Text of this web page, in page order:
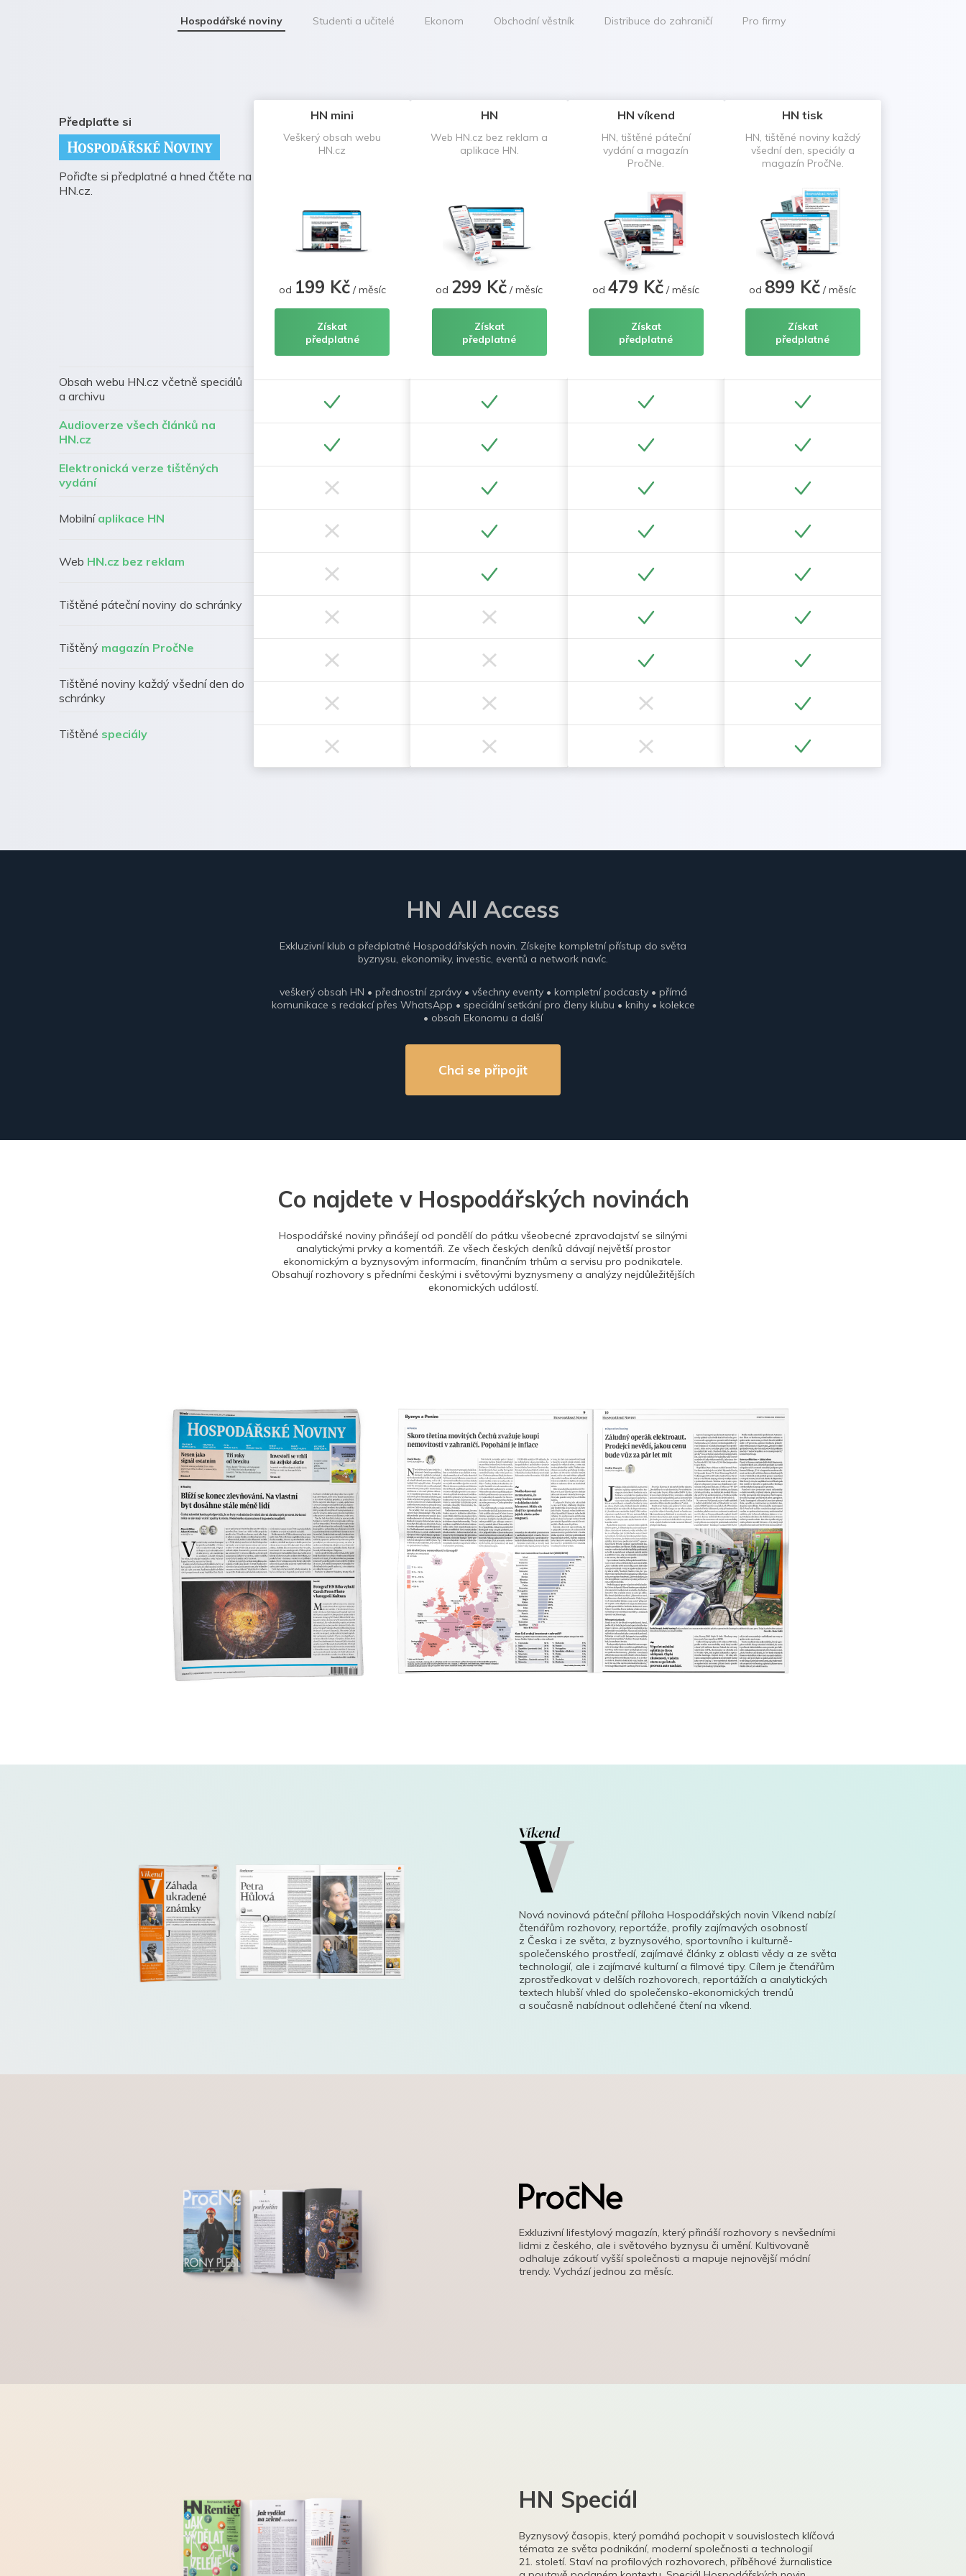
Hospodářské noviny Studenti a učitelé Ekonom Obchodní věstník Distribuce do zahraničí Pro firmy
Předplaťte si
Pořiďte si předplatné a hned čtěte na
HN.cz.
Obsah webu HN.cz včetně speciálů
a archivu
Audioverze všech článků na
HN.cz
Elektronická verze tištěných
vydání
Mobilní aplikace HN
Web HN.cz bez reklam
Tištěné páteční noviny do schránky
Tištěný magazín PročNe
Tištěné noviny každý všední den do
schránky
Tištěné speciály
HN mini
Veškerý obsah webu
HN.cz
od 199 Kč/ měsíc
Získat
předplatné
HN
Web HN.cz bez reklam a
aplikace HN.
od 299 Kč / měsíc
Získat
předplatné
HN víkend
HN, tištěné páteční
vydání a magazín
PročNe.
od479 Kč / měsíc
Získat
předplatné
HN tisk
HN, tištěné noviny každý
všední den, speciály a
magazín PročNe.
od 899 Kč / měsíc
Získat
předplatné
HN All Access
Exkluzivní klub a předplatné Hospodářských novin. Získejte kompletní přístup do světa
byznysu, ekonomiky, investic, eventů a network navíc.
veškerý obsah HN • přednostní zprávy • všechny eventy • kompletní podcasty • přímá
komunikace s redakcí přes WhatsApp • speciální setkání pro členy klubu • knihy • kolekce
• obsah Ekonomu a další
Chci se připojit
Co najdete v Hospodářských novinách
Hospodářské noviny přinášejí od pondělí do pátku všeobecné zpravodajství se silnými
analytickými prvky a komentáři. Ze všech českých deníků dávají největší prostor
ekonomickým a byznysovým informacím, finančním trhům a servisu pro podnikatele.
Obsahují rozhovory s předními českými i světovými byznysmeny a analýzy nejdůležitějších
ekonomických událostí.
Nová novinová páteční příloha Hospodářských novin Víkend nabízí
čtenářům rozhovory, reportáže, profily zajímavých osobností
z Česka i ze světa, z byznysového, sportovního i kulturně-
společenského prostředí, zajímavé články z oblasti vědy a ze světa
technologií, ale i zajímavé kulturní a filmové tipy. Cílem je čtenářům
zprostředkovat v delších rozhovorech, reportážích a analytických
textech hlubší vhled do společensko-ekonomických trendů
a současně nabídnout odlehčené čtení na víkend.
Exkluzivní lifestylový magazín, který přináší rozhovory s nevšedními
lidmi z českého, ale i světového byznysu či umění. Kultivovaně
odhaluje zákoutí vyšší společnosti a mapuje nejnovější módní
trendy. Vychází jednou za měsíc.
HN Speciál
Byznysový časopis, který pomáhá pochopit v souvislostech klíčová
témata ze světa podnikání, moderní společnosti a technologií
21. století. Staví na profilových rozhovorech, příběhové žurnalistice